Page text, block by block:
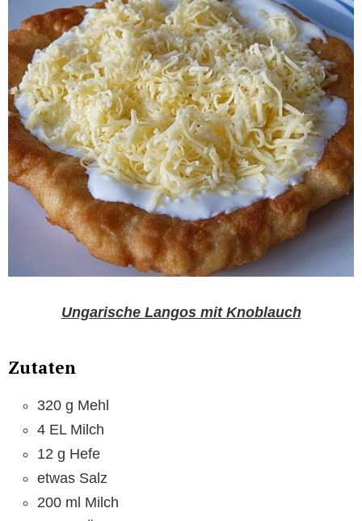
Ungarische Langos mit Knoblauch
Zutaten
320 g Mehl
4 EL Milch
12 g Hefe
etwas Salz
200 ml Milch